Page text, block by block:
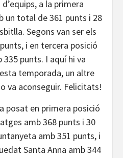
a la primera
un total de 361 punts i 28
Segons van ser els
i en tercera posició
punts. I aquí hi va
temporada, un altre
va aconseguir. Felicitats!
posat en primera posició
amb 368 punts i 30
amb 351 punts, i
Santa Anna amb 344